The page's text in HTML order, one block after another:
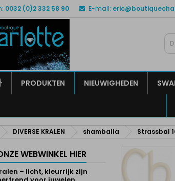
0032 (0)2 332 58 90 E-mail:
HOMEPRODUKTEN NIEUWIGHEDEN
DIVERSE KRALEN shamballa Strassbal
WEBWINKEL HIER
– licht, kleurrijk zijn
U moet